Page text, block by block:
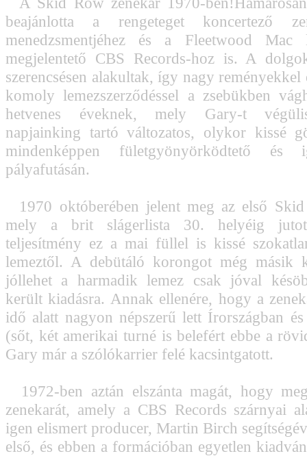
beajánlotta a rengeteget koncertező
menedzsmentjéhez és a Fleetwood Mac
megjelentető CBS Records-hoz is. A
szerencsésen alakultak, így nagy
komoly lemezszerződéssel a zsebükben
hetvenes éveknek, mely Gary-t
napjainking tartó változatos, olykor kissé
mindenképpen fületgyönyörködtető és
pályafutásán.
1970 októberében jelent meg az első
mely a brit slágerlista 30. helyéig
teljesítmény ez a mai füllel is kissé
lemeztől. A debütáló korongot még másik
jóllehet a harmadik lemez csak jóval
került kiadásra. Annak ellenére, hogy a
idő alatt nagyon népszerű lett Írországban
(sőt, két amerikai turné is belefért ebbe a
Gary már a szólókarrier felé kacsintgatott.
1972-ben aztán elszánta magát, hogy
zenekarát, amely a CBS Records szárnyai
igen elismert producer, Martin Birch
első, és ebben a formációban egyetlen